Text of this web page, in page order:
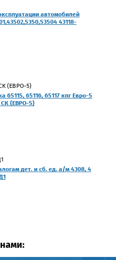
автомобилей
43118-
(ЕВРО-5)
65115, 65116, 65117 кпг Евро-5
СК (ЕВРО-5)
дет. и сб. ед. а/м 4308, 4